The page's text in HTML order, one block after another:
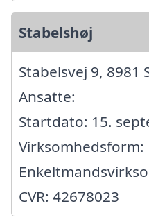
Stabelshøj
Stabelsvej 9, 8981
Ansatte:
Startdato: 15.
Virksomhedsform:
CVR: 42678023